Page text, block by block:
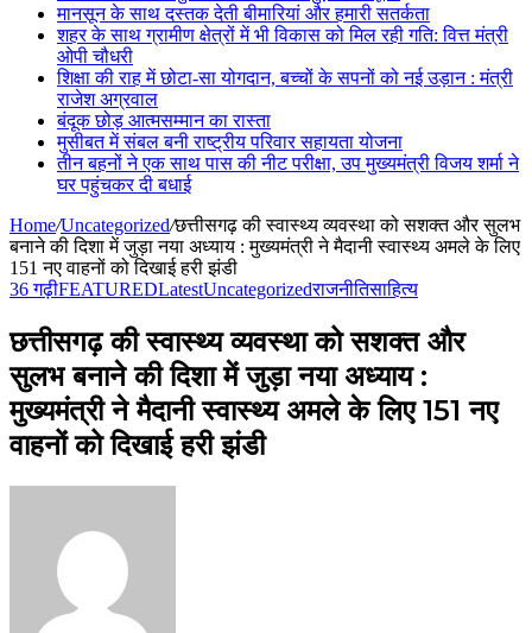
मानसून के साथ दस्तक देती बीमारियां और हमारी सतर्कता
शहर के साथ ग्रामीण क्षेत्रों में भी विकास को मिल रही गति: वित्त मंत्री
ओपी चौधरी
शिक्षा की राह में छोटा-सा योगदान, बच्चों के सपनों को नई उड़ान : मंत्री
राजेश अग्रवाल
बंदूक छोड़ आत्मसम्मान का रास्ता
मुसीबत में संबल बनी राष्ट्रीय परिवार सहायता योजना
तीन बहनों ने एक साथ पास की नीट परीक्षा, उप मुख्यमंत्री विजय शर्मा ने
घर पहुंचकर दी बधाई
Home/Uncategorized/छत्तीसगढ़ की स्वास्थ्य व्यवस्था को सशक्त और सुलभ
बनाने की दिशा में जुड़ा नया अध्याय : मुख्यमंत्री ने मैदानी स्वास्थ्य अमले के लिए
151 नए वाहनों को दिखाई हरी झंडी
36 गढ़ीFEATUREDLatestUncategorizedराजनीतिसाहित्य
छत्तीसगढ़ की स्वास्थ्य व्यवस्था को सशक्त और
सुलभ बनाने की दिशा में जुड़ा नया अध्याय :
मुख्यमंत्री ने मैदानी स्वास्थ्य अमले के लिए 151 नए
वाहनों को दिखाई हरी झंडी